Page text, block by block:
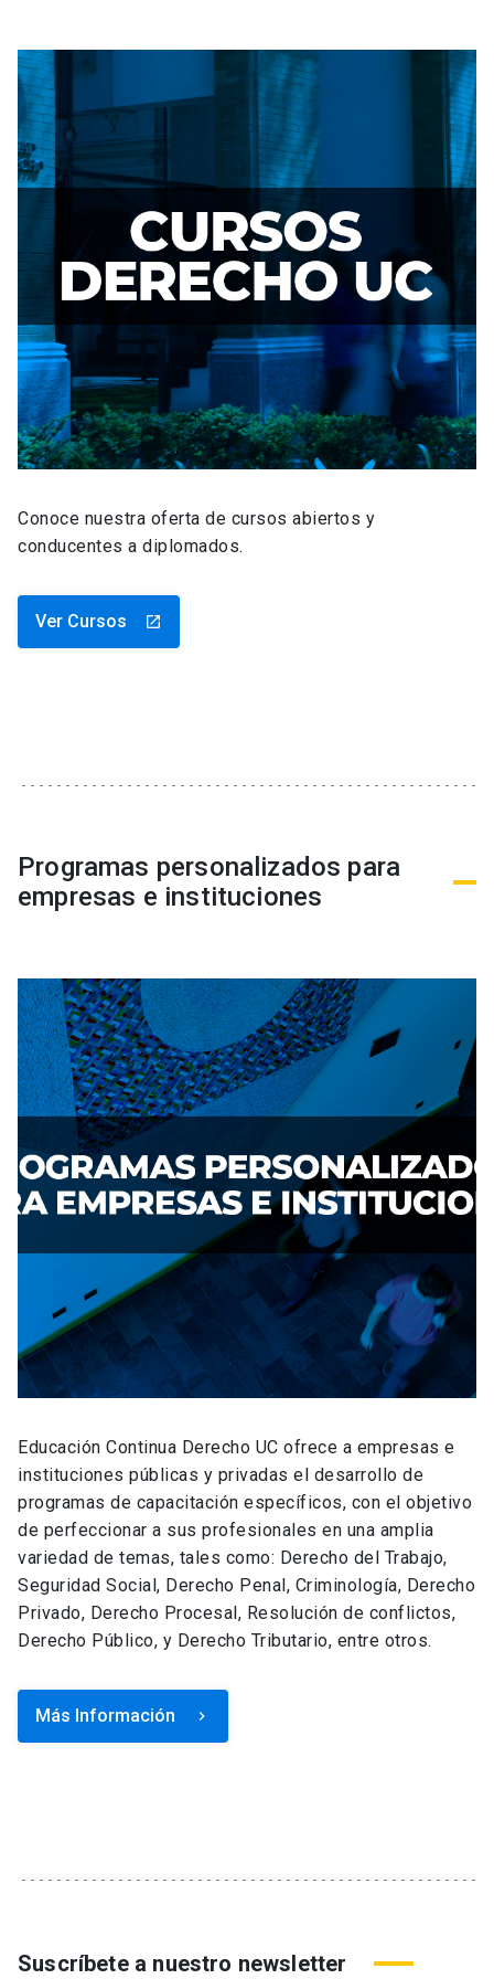
Conoce nuestra oferta de cursos abiertos y
conducentes a diplomados.
Ver Cursos launch
Programas personalizados para
empresas e instituciones
Educación Continua Derecho UC ofrece a empresas e
instituciones públicas y privadas el desarrollo de
programas de capacitación específicos, con el objetivo
de perfeccionar a sus profesionales en una amplia
variedad de temas, tales como: Derecho del Trabajo,
Seguridad Social, Derecho Penal, Criminología, Derecho
Privado, Derecho Procesal, Resolución de conflictos,
Derecho Público, y Derecho Tributario, entre otros.
Más Información keyboard_arrow_right
Suscríbete a nuestro newsletter